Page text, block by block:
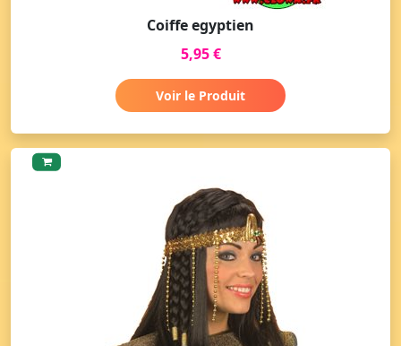
Coiffe egyptien
5,95 €
Voir le Produit